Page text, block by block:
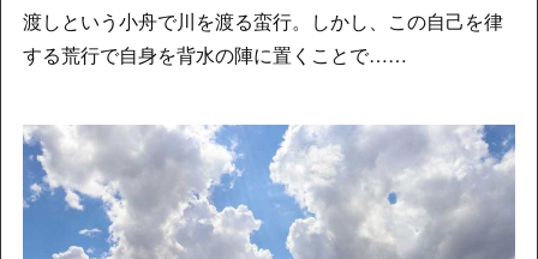
渡しという小舟で川を渡る蛮行。しかし、この自己を律
する荒行で自身を背水の陣に置くことで……